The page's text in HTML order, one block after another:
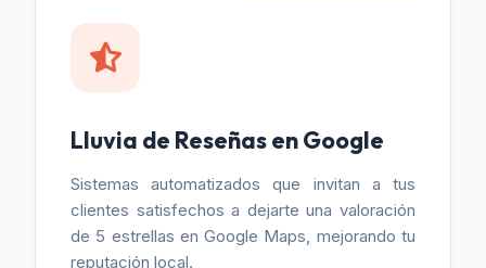
Lluvia de Reseñas en Google
Sistemas automatizados que invitan a tus
clientes satisfechos a dejarte una valoración
de 5 estrellas en Google Maps, mejorando tu
reputación local.